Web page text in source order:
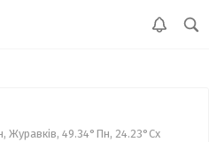
Журавків, 49.34°Пн, 24.23°Сх